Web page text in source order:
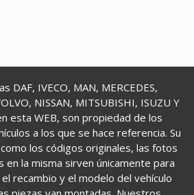
DAF, IVECO, MAN, MERCEDES,
NISSAN, MITSUBISHI, ISUZU Y
esta WEB, son propiedad de los
a los que se hace referencia. Su
los códigos originales, las fotos
en la misma sirven únicamente para
recambio y el modelo del vehículo